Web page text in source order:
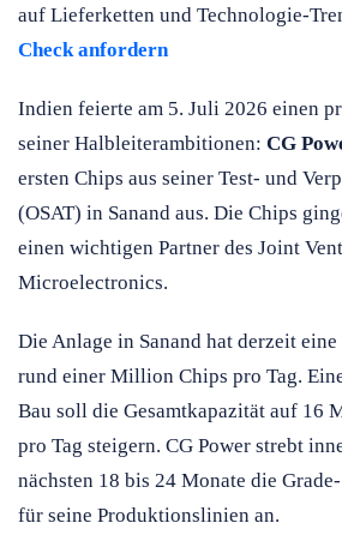
auf Lieferketten und Technologie-
Check anfordern
Indien feierte am 5. Juli 2026 einen
seiner Halbleiterambitionen: CG
ersten Chips aus seiner Test- und
(OSAT) in Sanand aus. Die Chips
einen wichtigen Partner des Joint
Microelectronics.
Die Anlage in Sanand hat derzeit
rund einer Million Chips pro Tag.
Bau soll die Gesamtkapazität auf 16
pro Tag steigern. CG Power strebt
nächsten 18 bis 24 Monate die
für seine Produktionslinien an.